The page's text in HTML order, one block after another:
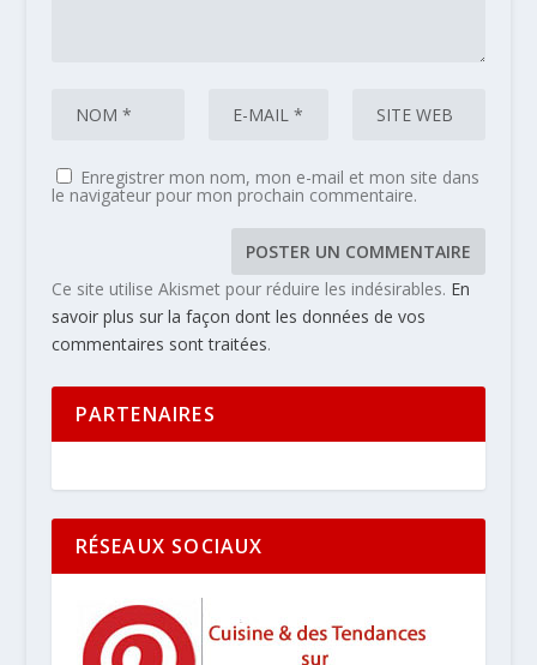
Enregistrer mon nom, mon e-mail et mon site dans
le navigateur pour mon prochain commentaire.
Ce site utilise Akismet pour réduire les indésirables. En
savoir plus sur la façon dont les données de vos
commentaires sont traitées.
PARTENAIRES
RÉSEAUX SOCIAUX